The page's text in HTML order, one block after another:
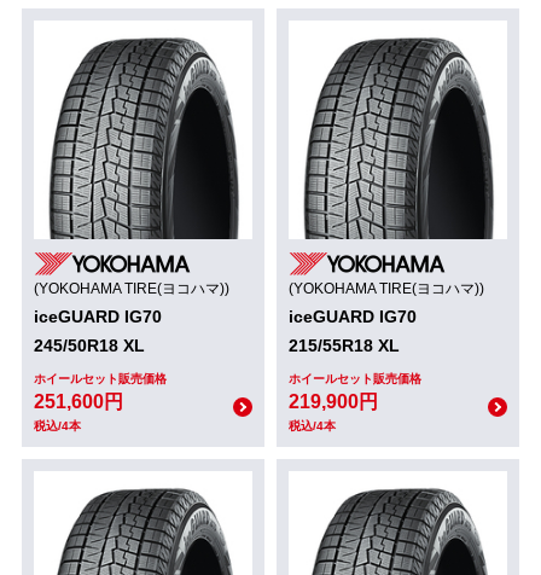
(YOKOHAMA TIRE(ヨコハマ))
iceGUARD IG70
245/50R18 XL
ホイールセット販売価格
251,600円
税込/4本
(YOKOHAMA TIRE(ヨコハマ))
iceGUARD IG70
215/55R18 XL
ホイールセット販売価格
219,900円
税込/4本